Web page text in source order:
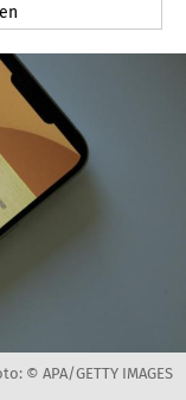
© APA/GETTY IMAGES